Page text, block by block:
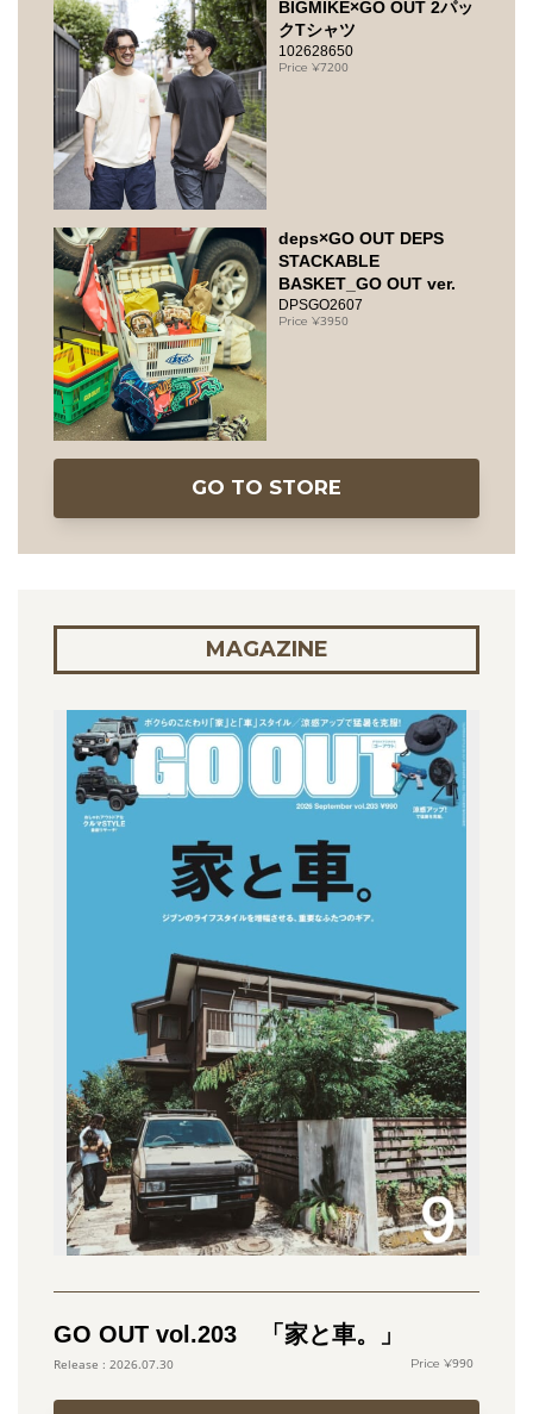
BIGMIKE×GO OUT 2パッ
クTシャツ
102628650
7200
deps×GO OUT DEPS
STACKABLE
BASKET_GO OUT ver.
DPSGO2607
3950
GO TO STORE
MAGAZINE
GO OUT vol.203 「家と車。」
2026.07.30 990